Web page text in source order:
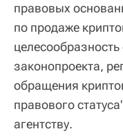
правовых
по продаже
законопроекта,
обращения
правового
агентству.